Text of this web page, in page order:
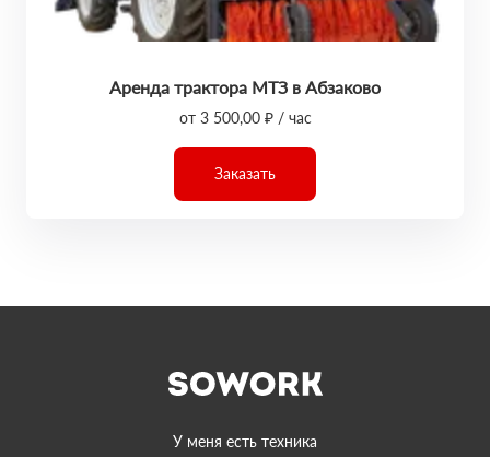
Аренда трактора МТЗ в Абзаково
от 3 500,00 ₽ / час
Заказать
У меня есть техника